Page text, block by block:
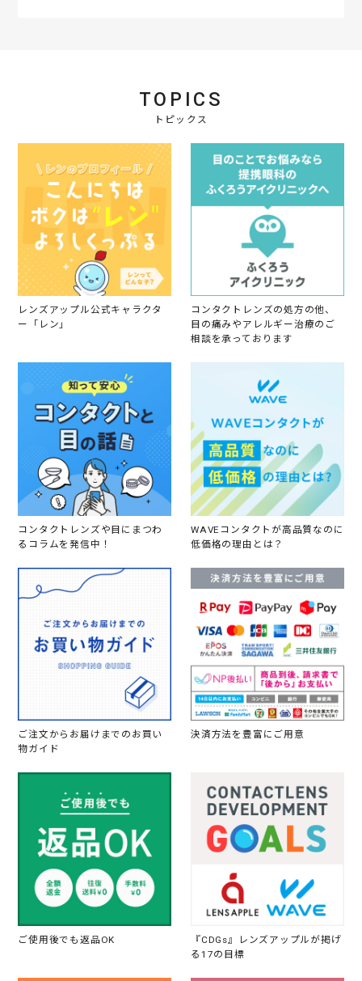
TOPICS
トピックス
レンズアップル公式キャラクタ
ー「レン」
コンタクトレンズの処方の他、
目の痛みやアレルギー治療のご
相談を承っております
コンタクトレンズや目にまつわ
るコラムを発信中！
WAVEコンタクトが高品質なのに
低価格の理由とは？
ご注文からお届けまでのお買い
物ガイド
決済方法を豊富にご用意
ご使用後でも返品OK
『CDGs』レンズアップルが掲げ
る17の目標